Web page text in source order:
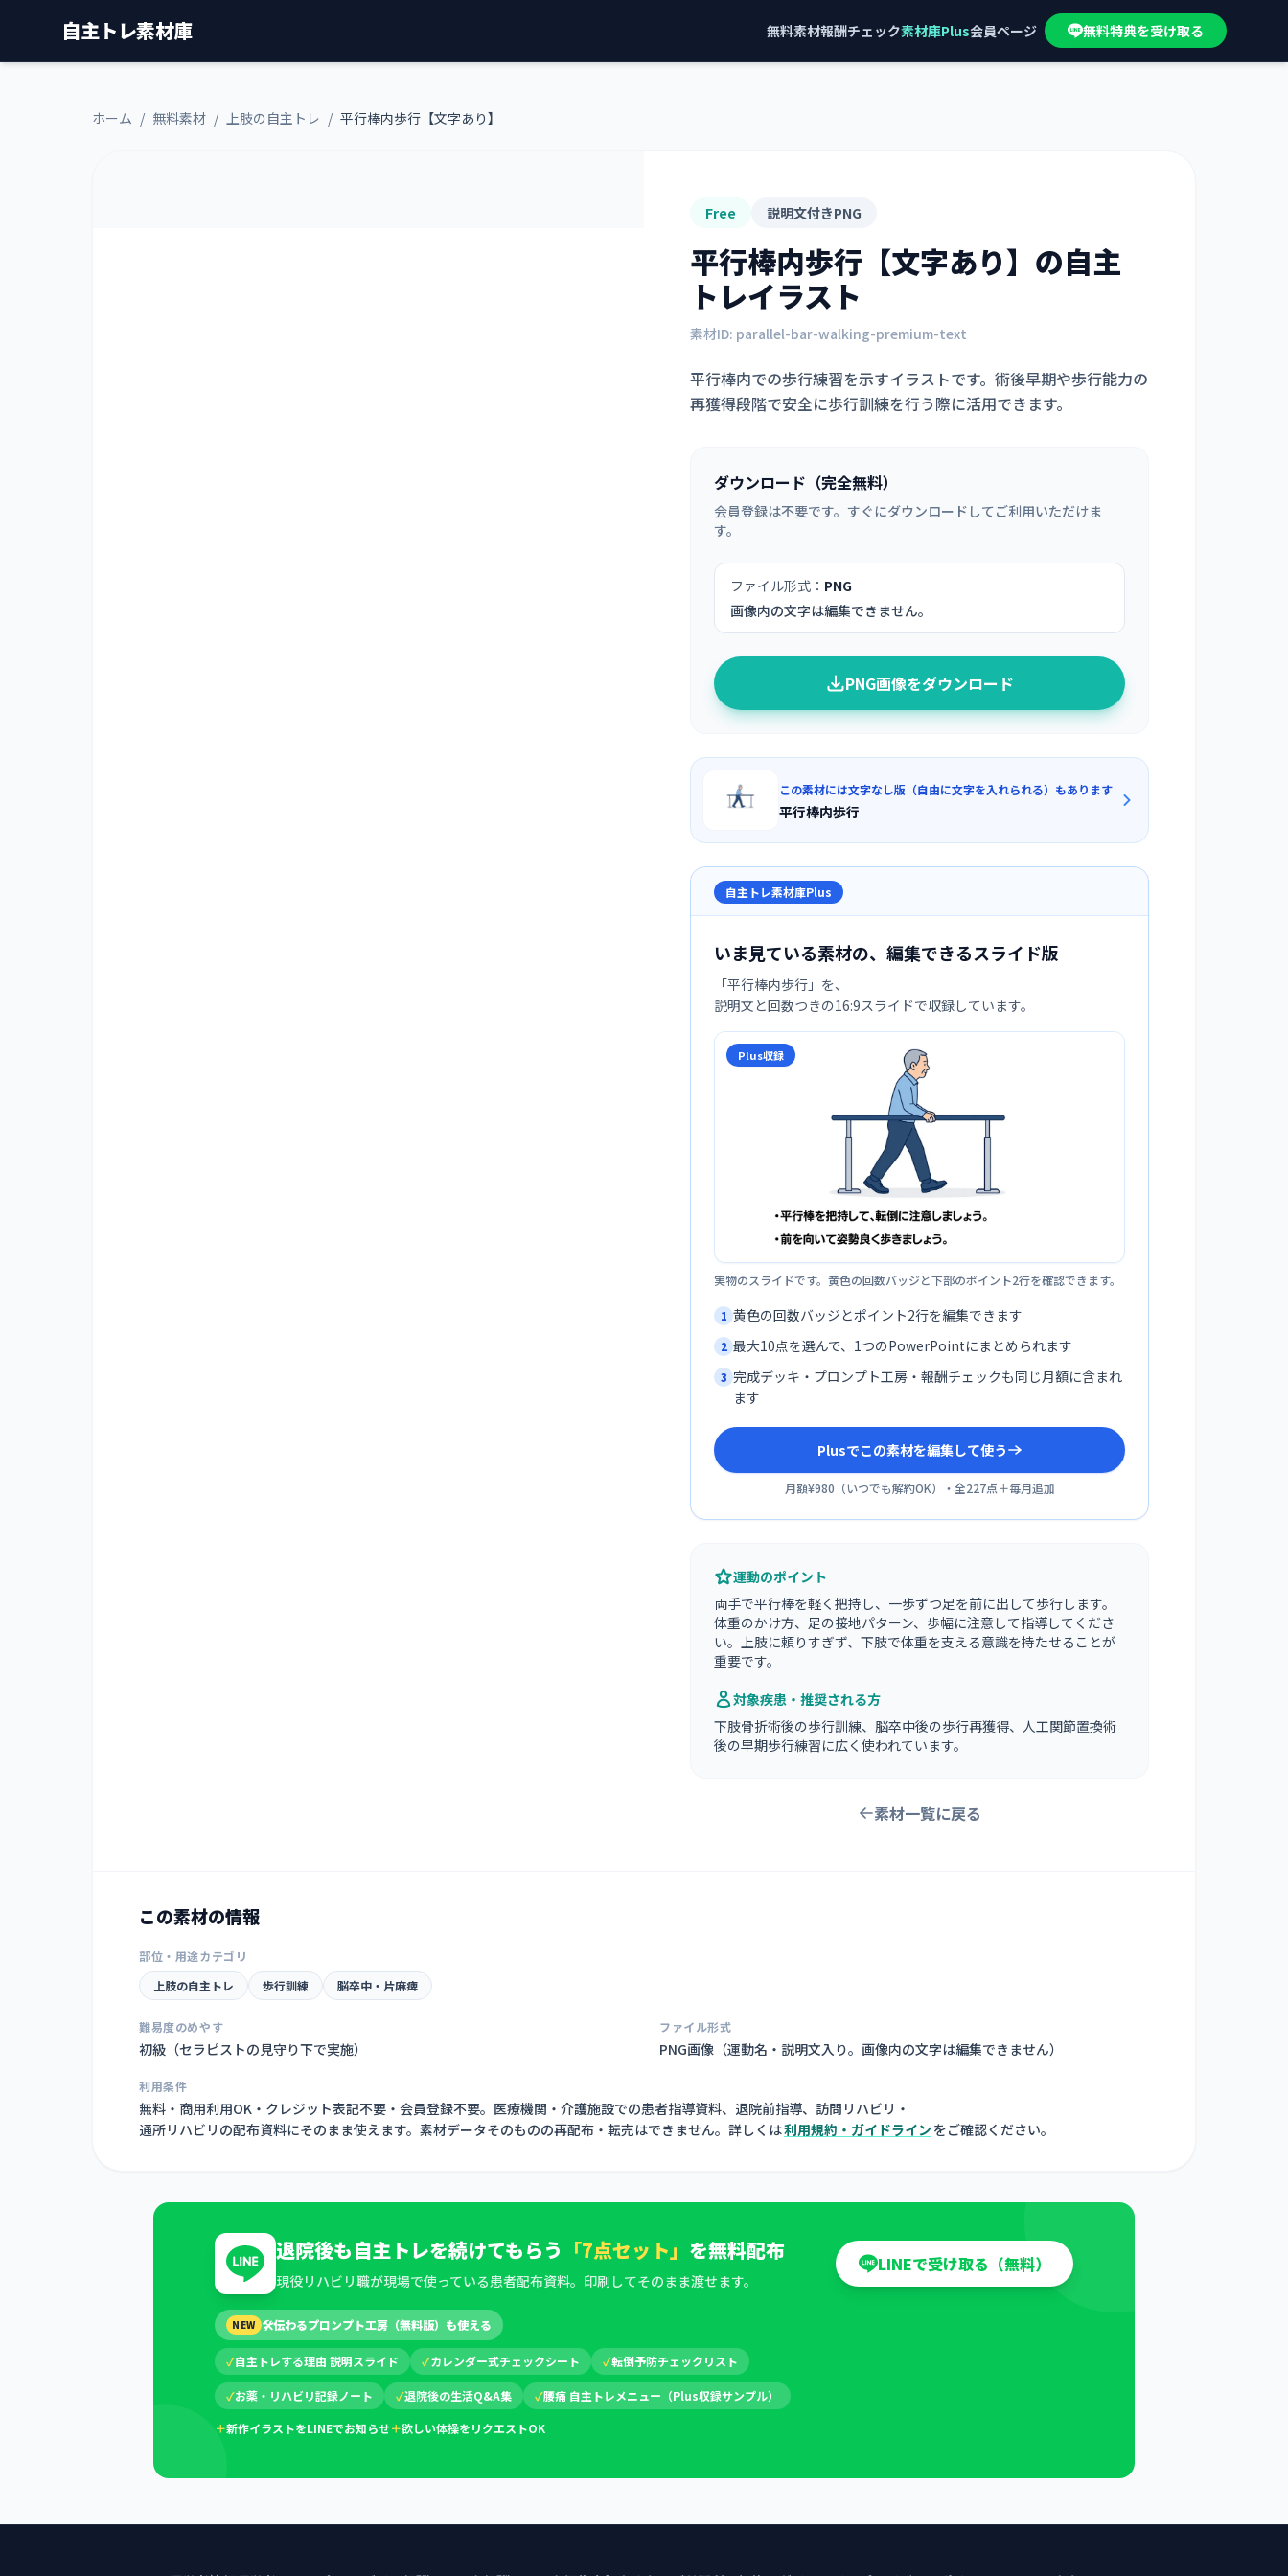
自主トレ素材庫 無料素材報酬チェック素材庫Plus会員ページ 無料特典を受け取る
ホーム / 無料素材 / 上肢の自主トレ / 平行棒内歩行【文字あり】
Free 説明文付きPNG
平行棒内歩行【文字あり】 の自主
トレイラスト
素材ID: parallel-bar-walking-premium-text
平行棒内での歩行練習を示すイラストです。術後早期や歩行能力の
再獲得段階で安全に歩行訓練を行う際に活用できます。
ダウンロード（完全無料）
会員登録は不要です。すぐにダウンロードしてご利用いただけま
す。
ファイル形式： PNG
画像内の文字は編集できません。
PNG画像をダウンロード
この素材には文字なし版（自由に文字を入れられる）もあります
平行棒内歩行
自主トレ素材庫Plus
いま見ている素材の、編集できるスライド版
「平行棒内歩行 」を、
説明文と回数つきの16:9スライドで収録しています。
Plus収録
実物のスライドです。黄色の回数バッジと下部のポイント2行を確認できます。
1 黄色の回数バッジとポイント2行を編集できます
2 最大10点を選んで、1つのPowerPointにまとめられます
3 完成デッキ・プロンプト工房・報酬チェックも同じ月額に含まれ
ます
Plusでこの素材を編集して使う
月額¥980 （いつでも解約OK）・全227点＋毎月追加
運動のポイント
両手で平行棒を軽く把持し、一歩ずつ足を前に出して歩行します。
体重のかけ方、足の接地パターン、歩幅に注意して指導してくださ
い。上肢に頼りすぎず、下肢で体重を支える意識を持たせることが
重要です。
対象疾患・推奨される方
下肢骨折術後の歩行訓練、脳卒中後の歩行再獲得、人工関節置換術
後の早期歩行練習に広く使われています。
素材一覧に戻る
この素材の情報
部位・用途カテゴリ
上肢の自主トレ
歩行訓練 脳卒中・片麻痺
難易度のめやす
初級（セラピストの見守り下で実施）
ファイル形式
PNG画像（運動名・説明文入り。画像内の文字は編集できません）
利用条件
無料・商用利用OK・クレジット表記不要・会員登録不要。医療機関・介護施設での患者指導資料、退院前指導、訪問リハビリ・
通所リハビリの配布資料にそのまま使えます。素材データそのものの再配布・転売はできません。詳しくは利用規約・ガイドライン をご確認ください。
退院後も自主トレを続けてもらう 「7点セット」 を無料配布
現役リハビリ職が現場で使っている患者配布資料。印刷してそのまま渡せます。
LINEで受け取る（無料）
NEW 🛠伝わるプロンプト工房（無料版）も使える
✓自主トレする理由 説明スライド ✓カレンダー式チェックシート ✓転倒予防チェックリスト
✓お薬・リハビリ記録ノート ✓退院後の生活Q&A集 ✓腰痛 自主トレメニュー（Plus収録サンプル）
＋新作イラストをLINEでお知らせ＋欲しい体操をリクエストOK